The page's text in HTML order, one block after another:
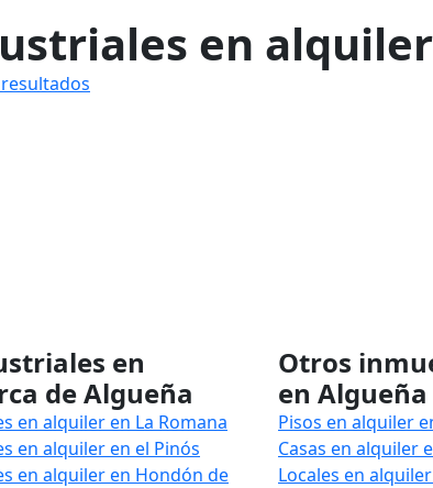
en
en
de Algueña
en alquiler en La Romana
en alquiler en el Pinós
en alquiler en Hondón de
Otros
en Algueña
Pisos en alquiler
Casas en alquiler
Locales en